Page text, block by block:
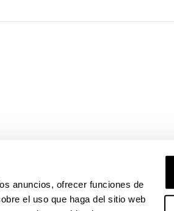
anuncios, ofrecer funciones de
el uso que haga del sitio web